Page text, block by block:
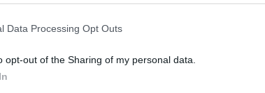
Data Processing Opt Outs
opt-out of the Sharing of my personal data.